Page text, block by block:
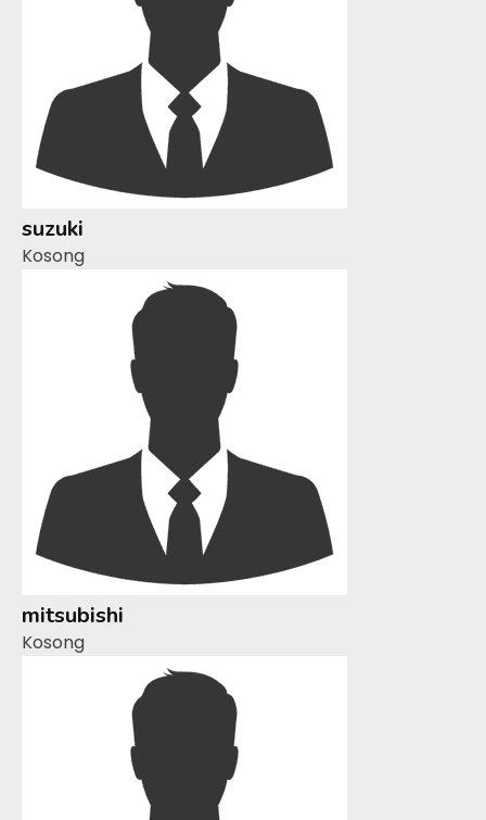
suzuki
Kosong
mitsubishi
Kosong